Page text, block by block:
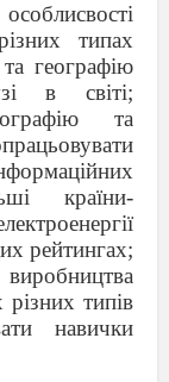
типах
географію
в світі;
та
країни-
рейтингах;
різних типів
навички